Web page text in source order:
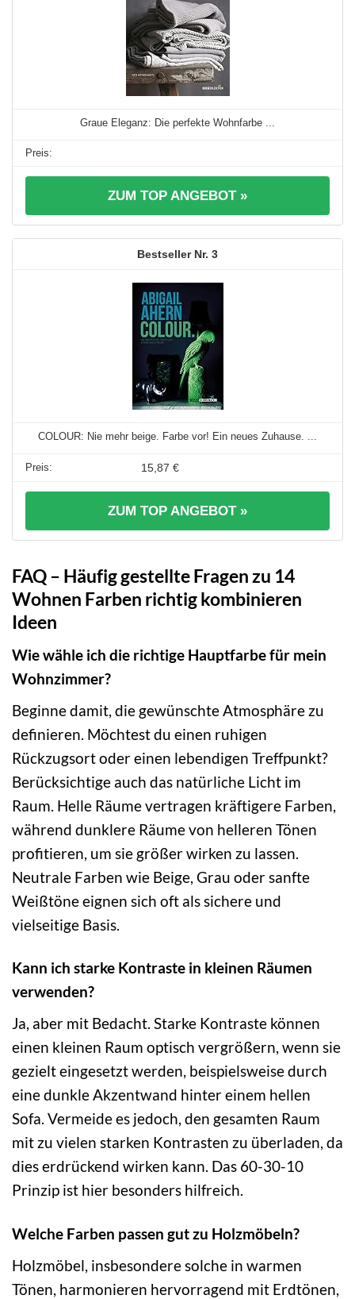
Graue Eleganz: Die perfekte Wohnfarbe ...
ZUM TOP ANGEBOT »
3
COLOUR: Nie mehr beige. Farbe vor! Ein neues Zuhause. ...
15,87 €
ZUM TOP ANGEBOT »
FAQ – Häufig gestellte Fragen zu 14
Wohnen Farben richtig kombinieren
Ideen
Wie wähle ich die richtige Hauptfarbe für mein
Wohnzimmer?
Beginne damit, die gewünschte Atmosphäre zu
definieren. Möchtest du einen ruhigen
Rückzugsort oder einen lebendigen Treffpunkt?
Berücksichtige auch das natürliche Licht im
Raum. Helle Räume vertragen kräftigere Farben,
während dunklere Räume von helleren Tönen
profitieren, um sie größer wirken zu lassen.
Neutrale Farben wie Beige, Grau oder sanfte
Weißtöne eignen sich oft als sichere und
vielseitige Basis.
Kann ich starke Kontraste in kleinen Räumen
verwenden?
Ja, aber mit Bedacht. Starke Kontraste können
einen kleinen Raum optisch vergrößern, wenn sie
gezielt eingesetzt werden, beispielsweise durch
eine dunkle Akzentwand hinter einem hellen
Sofa. Vermeide es jedoch, den gesamten Raum
mit zu vielen starken Kontrasten zu überladen, da
dies erdrückend wirken kann. Das 60-30-10
Prinzip ist hier besonders hilfreich.
Welche Farben passen gut zu Holzmöbeln?
Holzmöbel, insbesondere solche in warmen
Tönen, harmonieren hervorragend mit Erdtönen,